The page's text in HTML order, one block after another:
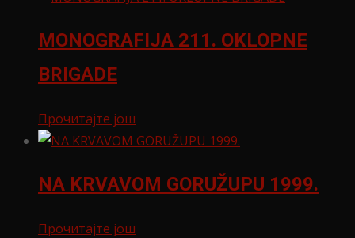
MONOGRAFIJA 211. OKLOPNE
BRIGADE
Прочитајте још
NA KRVAVOM GORUŽUPU 1999.
Прочитајте још